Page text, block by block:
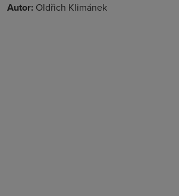
Autor: Oldřich Klimánek